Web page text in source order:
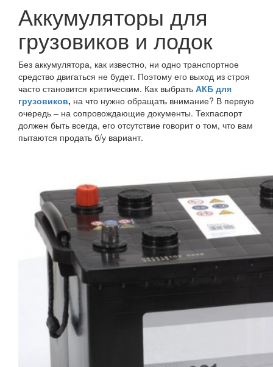
Аккумуляторы для
грузовиков и лодок
Без аккумулятора, как известно, ни одно транспортное
средство двигаться не будет. Поэтому его выход из строя
часто становится критическим. Как выбрать АКБ для
грузовиков, на что нужно обращать внимание? В первую
очередь – на сопровождающие документы. Техпаспорт
должен быть всегда, его отсутствие говорит о том, что вам
пытаются продать б/у вариант.